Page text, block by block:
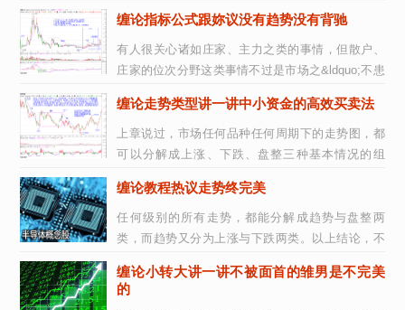
缠论指标公式跟妳议没有趋势没有背驰
有人很关心诸如庄家、主力之类的事情，但散户、
庄家的位次分野这类事情不过是市场之&ldquo;不患
缠论走势类型讲一讲中小资金的高效买卖法
上章说过，市场任何品种任何周期下的走势图，都
可以分解成上涨、下跌、盘整三种基本情况的组
缠论教程热议走势终完美
任何级别的所有走势，都能分解成趋势与盘整两
类，而趋势又分为上涨与下跌两类。以上结论，不
缠论小转大讲一讲不被面首的雏男是不完美
的